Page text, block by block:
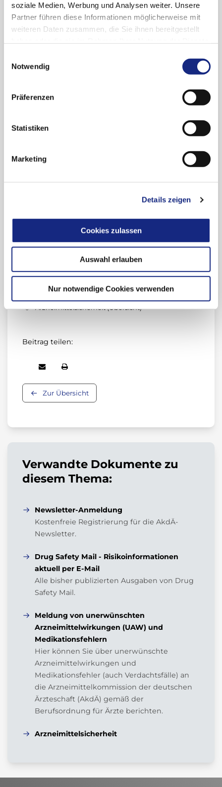
soziale Medien, Werbung und Analysen weiter. Unsere
Partner führen diese Informationen möglicherweise mit
weiteren Daten zusammen, die Sie ihnen bereitgestellt
Cookies, wenn Sie unsere Webseite weiterhin
Notwendig
Präferenzen
Statistiken
Marketing
Details zeigen
Cookies zulassen
Auswahl erlauben
Nur notwendige Cookies verwenden
sorgfältiger Nutzen-Risiko-Bewertung
für den Patienten wieder aufgenommen
werden.
eine Leberfunktionsstörung hinweisen,
Bestätigung einer relevanten Schädigung der
Zu Gilenya® (Fingolimod) ist
Rote-Hand-Brief zu Gilenya® (Fingolimod)
Links
Anmeldung Newsletter "Drug Safety Mail"
Newsletter-Archiv "Drug Safety Mail"
Meldung unerwünschter Arzneimittelwirkungen
(UAW)
Arzneimittelsicherheit (Übersicht)
Beitrag teilen:
Zur Übersicht
Verwandte Dokumente zu
diesem Thema:
Newsletter-Anmeldung
Kostenfreie Registrierung für die AkdÄ-
Newsletter.
Drug Safety Mail - Risikoinformationen
aktuell per E-Mail
Alle bisher publizierten Ausgaben von Drug
Safety Mail.
Meldung von unerwünschten
Arzneimittelwirkungen (UAW) und
Medikationsfehlern
Hier können Sie über unerwünschte
Arzneimittelwirkungen und
Medikationsfehler (auch Verdachtsfälle) an
die Arzneimittelkommission der deutschen
Ärzteschaft (AkdÄ) gemäß der
Berufsordnung für Ärzte berichten.
Arzneimittelsicherheit